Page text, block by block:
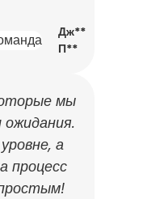
Дж**
П**
мы
а
процесс